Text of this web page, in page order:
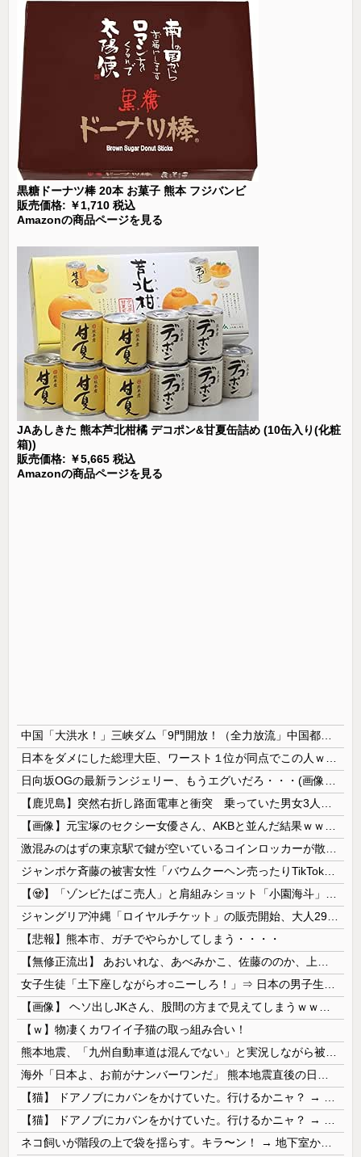
黒糖ドーナツ棒 20本 お菓子 熊本 フジバンビ
販売価格: ￥1,710 税込
Amazonの商品ページを見る
JAあしきた 熊本芦北柑橘 デコポン&甘夏缶詰め (10缶入り(化粧
箱))
販売価格: ￥5,665 税込
Amazonの商品ページを見る
【悲報】熊本市、ガチでやらかしてしまう・・・・
【ｗ】物凄くカワイイ子猫の取っ組み合い！